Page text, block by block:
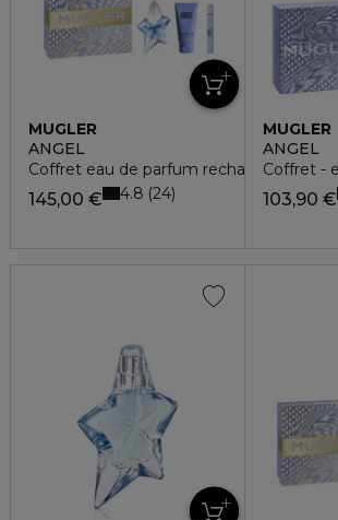
MUGLER
ANGEL
Coffret eau de parfum rechargeable
145,00 € 4.8 24
MUGLER
ANGEL
Coffret -
103,90 €